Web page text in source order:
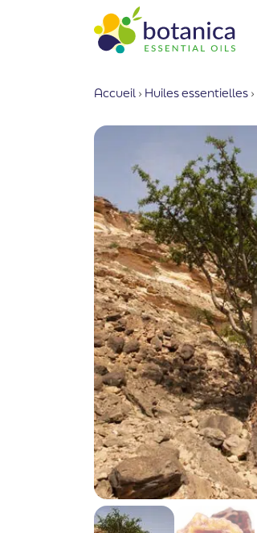
Accueil › Huiles essentielles ›